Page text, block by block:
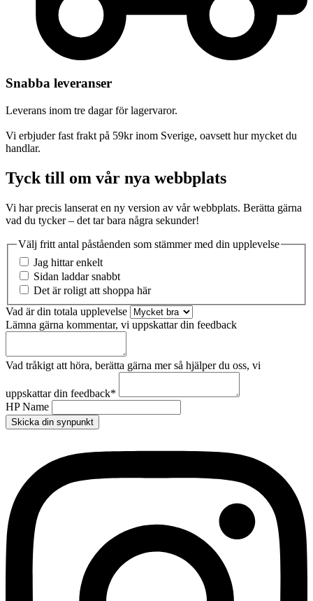
Snabba leveranser
Leverans inom tre dagar för lagervaror.
Vi erbjuder fast frakt på 59kr inom Sverige, oavsett hur mycket du
handlar.
Tyck till om vår nya webbplats
Vi har precis lanserat en ny version av vår webbplats. Berätta gärna
vad du tycker – det tar bara några sekunder!
Välj fritt antal påståenden som stämmer med din upplevelse
Jag hittar enkelt
Sidan laddar snabbt
Det är roligt att shoppa här
Vad är din totala upplevelse
Lämna gärna kommentar, vi uppskattar din feedback
Vad tråkigt att höra, berätta gärna mer så hjälper du oss, vi
uppskattar din feedback*
HP Name
Skicka din synpunkt